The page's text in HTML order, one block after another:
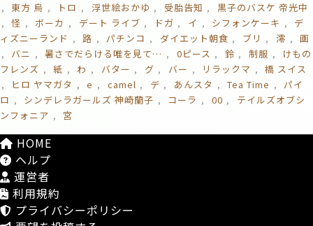
東方 烏
トロ 浮世絵おかゆ 受胎告知
黒子のバスケ 帝光中
怪
ボーカ デート ライブ ドガ イ シフォンケーキ
デ
ィズニーランド
路 パチンコ ダイエット朝食 ブリ 澪
画
バニ
暑さでだらける唯を見て… 0ピース 鈴 制服
けもの
フレンズ
紙 わ バター グ バー リラックマ
橋 スイス
ヒロ ヤマガタ
e camel デ あんスタ Tea Time
パイ
ロ
シンデレラガールズ 神崎蘭子 コーラ 00
テイルズオブシ
ンフォニア
宮
HOME
ヘルプ
運営者
利用規約
プライバシーポリシー